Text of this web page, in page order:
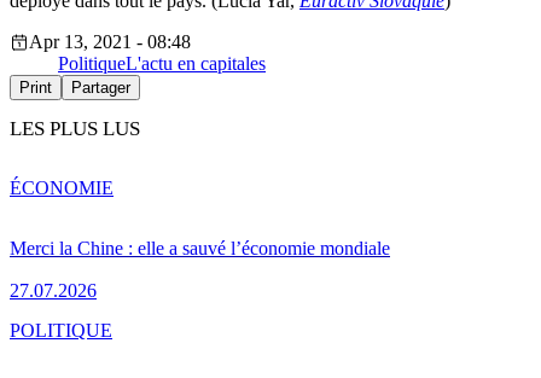
Apr 13, 2021 - 08:48
PolitiqueL'actu en capitales
Print Partager
LES PLUS LUS
Merci la Chine : elle a sauvé l’économie mondiale
27.07.2026
ÉCONOMIE
POLITIQUE